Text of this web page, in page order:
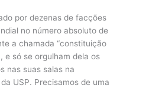
por dezenas de facções
no número absoluto de
a chamada “constituição
e só se orgulham dela os
nas suas salas na
USP. Precisamos de uma